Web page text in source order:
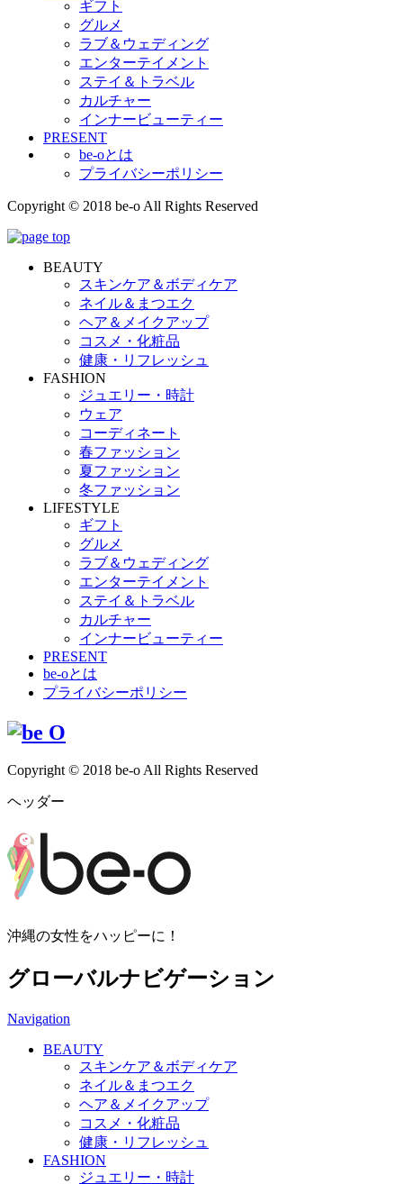
ギフト
グルメ
ラブ＆ウェディング
エンターテイメント
ステイ＆トラベル
カルチャー
インナービューティー
PRESENT
be-oとは
プライバシーポリシー
Copyright © 2018 be-o All Rights Reserved
BEAUTY
スキンケア＆ボディケア
ネイル＆まつエク
ヘア＆メイクアップ
コスメ・化粧品
健康・リフレッシュ
FASHION
ジュエリー・時計
ウェア
コーディネート
春ファッション
夏ファッション
冬ファッション
LIFESTYLE
ギフト
グルメ
ラブ＆ウェディング
エンターテイメント
ステイ＆トラベル
カルチャー
インナービューティー
PRESENT
be-oとは
プライバシーポリシー
Copyright © 2018 be-o All Rights Reserved
ヘッダー
沖縄の女性をハッピーに！
グローバルナビゲーション
Navigation
BEAUTY
スキンケア＆ボディケア
ネイル＆まつエク
ヘア＆メイクアップ
コスメ・化粧品
健康・リフレッシュ
FASHION
ジュエリー・時計